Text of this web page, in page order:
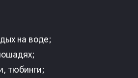
на воде;
тюбинги;